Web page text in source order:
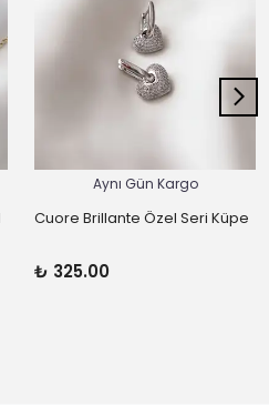
Aynı Gün Kargo
Cuore Brillante Özel Seri Küpe
₺ 325.00